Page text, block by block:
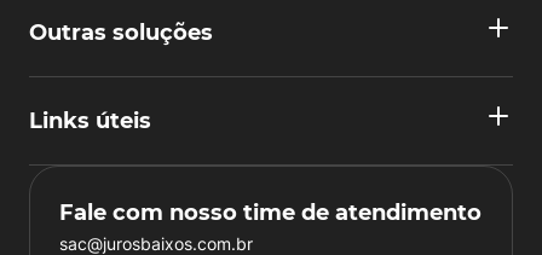
Outras soluções
Links úteis
Fale com nosso time de atendimento
sac@jurosbaixos.com.br